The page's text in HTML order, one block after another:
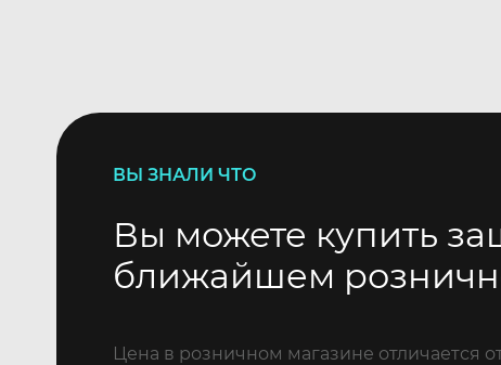
ВЫ ЗНАЛИ ЧТО
Вы можете купить
ближайшем
Цена в розничном магазине отличается